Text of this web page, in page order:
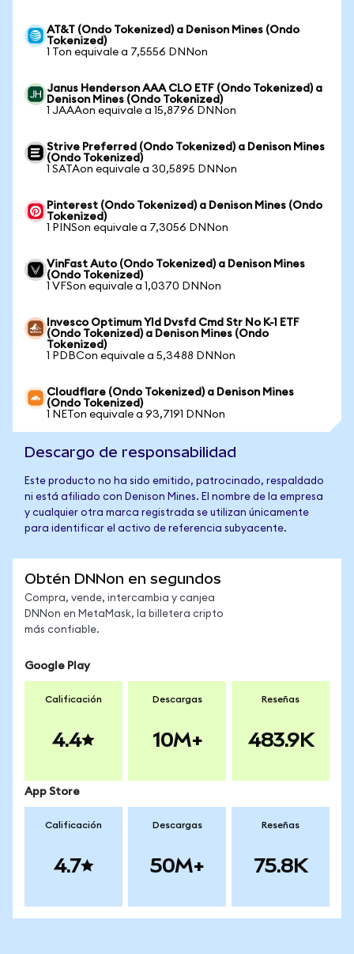
AT&T (Ondo Tokenized) a Denison Mines (Ondo
Tokenized)
1 Ton equivale a 7,5556 DNNon
Janus Henderson AAA CLO ETF (Ondo Tokenized) a
Denison Mines (Ondo Tokenized)
1 JAAAon equivale a 15,8796 DNNon
Strive Preferred (Ondo Tokenized) a Denison Mines
(Ondo Tokenized)
1 SATAon equivale a 30,5895 DNNon
Pinterest (Ondo Tokenized) a Denison Mines (Ondo
Tokenized)
1 PINSon equivale a 7,3056 DNNon
VinFast Auto (Ondo Tokenized) a Denison Mines
(Ondo Tokenized)
1 VFSon equivale a 1,0370 DNNon
Invesco Optimum Yld Dvsfd Cmd Str No K-1 ETF
(Ondo Tokenized) a Denison Mines (Ondo
Tokenized)
1 PDBCon equivale a 5,3488 DNNon
Cloudflare (Ondo Tokenized) a Denison Mines
(Ondo Tokenized)
1 NETon equivale a 93,7191 DNNon
Descargo de responsabilidad
Este producto no ha sido emitido, patrocinado, respaldado
ni está afiliado con Denison Mines. El nombre de la empresa
y cualquier otra marca registrada se utilizan únicamente
para identificar el activo de referencia subyacente.
Obtén DNNon en segundos
Compra, vende, intercambia y canjea
DNNon en MetaMask, la billetera cripto
más confiable.
Google Play
Calificación
4.4
Descargas
10M+
Reseñas
483.9K
App Store
Calificación
4.7
Descargas
50M+
Reseñas
75.8K